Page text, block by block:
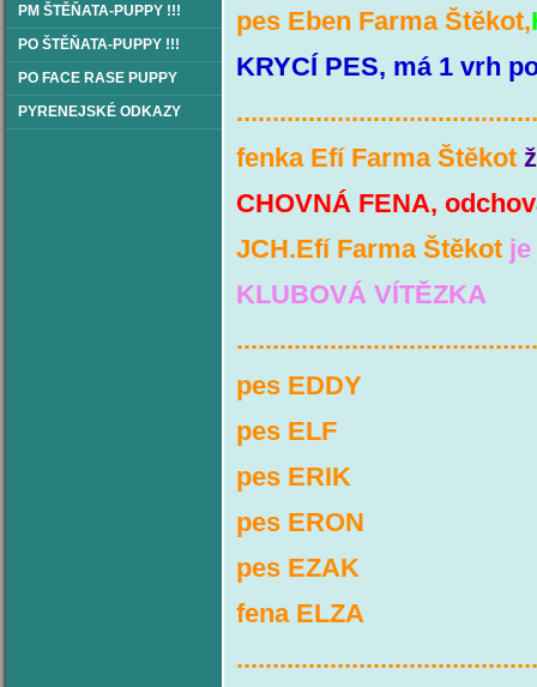
PM ŠTĚŇATA-PUPPY !!!
PO ŠTĚŇATA-PUPPY !!!
PO FACE RASE PUPPY
PYRENEJSKÉ ODKAZY
pes Eben Farma Štěkot,
KRYCÍ PES, má 1 vrh
fenka Efí Farma Štěkot
CHOVNÁ FENA,
JCH.Efí Farma Štěkot je
KLUBOVÁ VÍTĚZKA
pes EDDY
pes ELF
pes ERIK
pes ERON
pes EZAK
fena ELZA